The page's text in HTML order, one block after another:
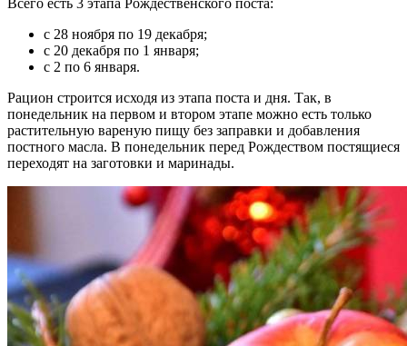
Всего есть 3 этапа Рождественского поста:
с 28 ноября по 19 декабря;
с 20 декабря по 1 января;
с 2 по 6 января.
Рацион строится исходя из этапа поста и дня. Так, в
понедельник на первом и втором этапе можно есть только
растительную вареную пищу без заправки и добавления
постного масла. В понедельник перед Рождеством постящиеся
переходят на заготовки и маринады.